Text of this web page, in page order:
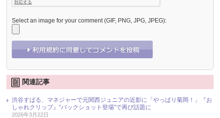
Select an image for your comment (GIF, PNG, JPG, JPEG):
関連記事
渋谷すばる、マネジャーで元関西ジュニアの近影に「やっぱり菊岡！」『お
しゃれクリップ』“バックショット登場”で再び話題に
2026年3月22日